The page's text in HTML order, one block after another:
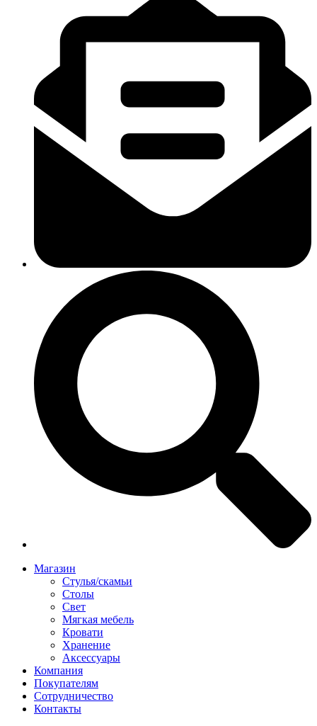
Магазин
Стулья/скамьи
Столы
Свет
Мягкая мебель
Кровати
Хранение
Аксессуары
Компания
Покупателям
Сотрудничество
Контакты